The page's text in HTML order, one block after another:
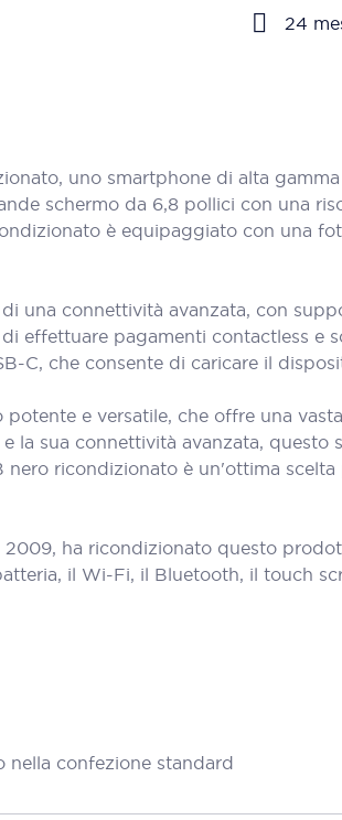
24
uno smartphone di alta
schermo da 6,8 pollici con una
è equipaggiato con una
una connettività avanzata, con
effettuare pagamenti contactless e
C, che consente di caricare il
e versatile, che offre una
la sua connettività avanzata,
nero ricondizionato è un'ottima
2009, ha ricondizionato questo
il Wi-Fi, il Bluetooth, il touch
nella confezione standard